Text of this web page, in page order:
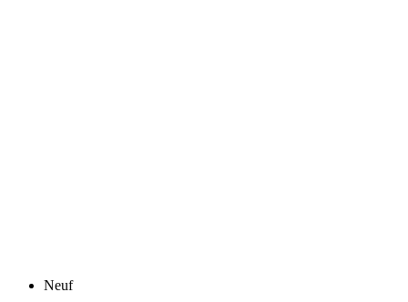
Neuf